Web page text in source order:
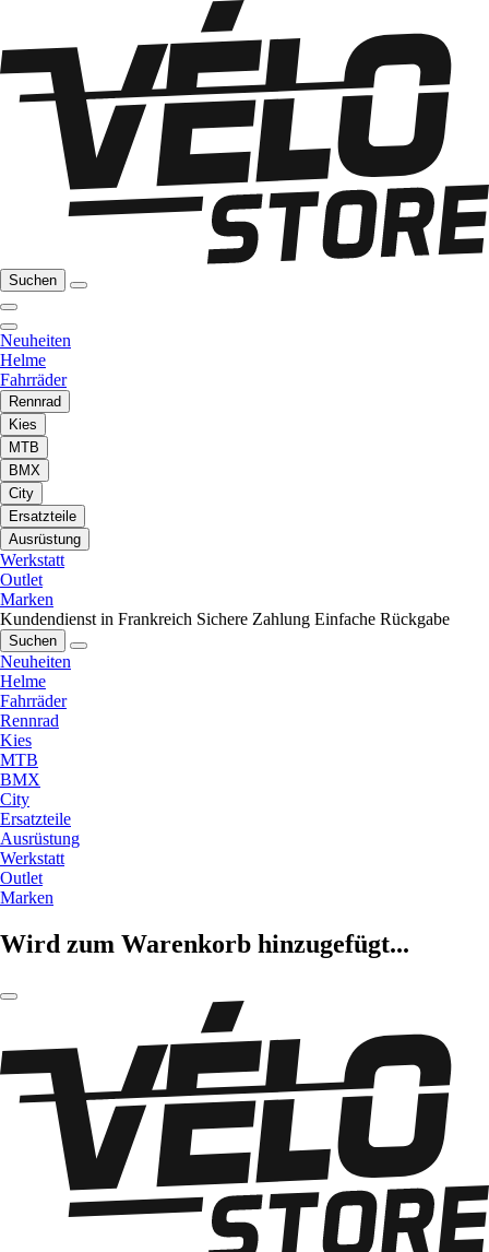
Suchen
Neuheiten
Helme
Fahrräder
Rennrad
Kies
MTB
BMX
City
Ersatzteile
Ausrüstung
Werkstatt
Outlet
Marken
Kundendienst in Frankreich Sichere Zahlung Einfache Rückgabe
Suchen
Neuheiten
Helme
Fahrräder
Rennrad
Kies
MTB
BMX
City
Ersatzteile
Ausrüstung
Werkstatt
Outlet
Marken
Wird zum Warenkorb hinzugefügt...